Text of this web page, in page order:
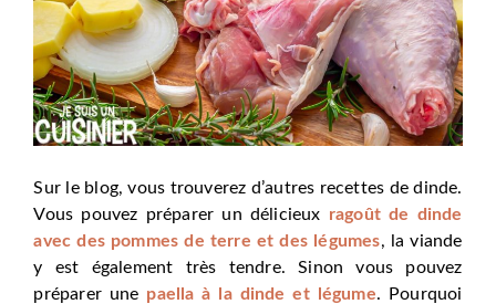
Sur le blog, vous trouverez d’autres recettes de dinde.
Vous pouvez préparer un délicieux ragoût de dinde
avec des pommes de terre et des légumes, la viande
y est également très tendre. Sinon vous pouvez
préparer une paella à la dinde et légume. Pourquoi